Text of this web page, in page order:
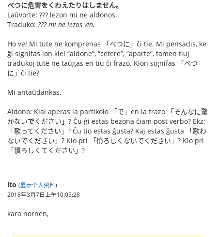
べつに危害をくわえたりはしません。
Laŭvorte: ??? lezon mi ne aldonos.
Traduko: ??? mi ne lezos vin.
Ho ve! Mi tute ne komprenas 「べつに」ĉi tie. Mi pensadis, ke
ĝi signifas ion kiel “aldone”, “cetere”, “aparte”, tamen tiuj
tradukoj tute ne taŭgas en tiu ĉi frazo. Kion signifas 「べつ
に」ĉi tie?
Mi antaŭdankas.
Aldono: Kial aperas la partikolo 「で」en la frazo 「そんなに驚
かないでください」? Ĉu ĝi estas bezona ĉiam post verbo? Ekz:
「歌ってください」? Ĉu tio estas ĝusta? Kaj estas ĝusta 「歌わ
ないでください」? Kio pri 「憤ろしくないでください」? Kio pri
「憤ろしくてください」?
ito (显示个人资料)
2018年3月7日上午10:05:28
kara nornen,